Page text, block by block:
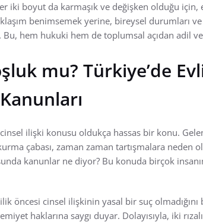
iki boyut da karmaşık ve değişken olduğu için,
benimsemek yerine, bireysel durumları
hem hukuki hem de toplumsal açıdan adil ve
mu? Türkiye’de
ilişki konusu oldukça hassas bir konu.
çabası, zaman zaman tartışmalara neden
kanunlar ne diyor? Bu konuda birçok
öncesi cinsel ilişkinin yasal bir suç
haklarına saygı duyar. Dolayısıyla, iki